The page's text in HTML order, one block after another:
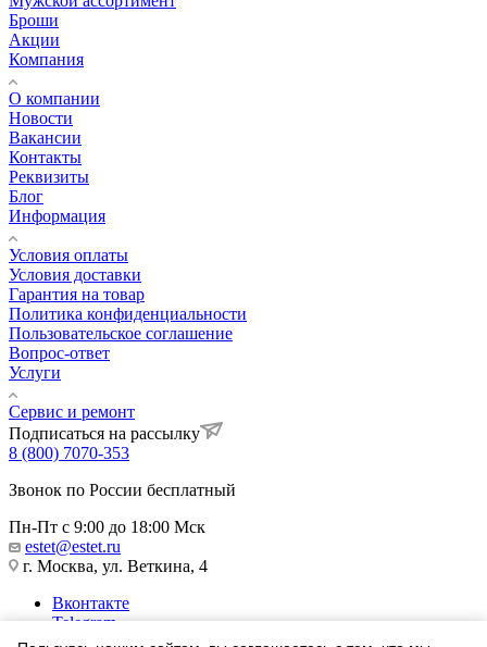
Броши
Акции
Компания
О компании
Новости
Вакансии
Контакты
Реквизиты
Блог
Информация
Условия оплаты
Условия доставки
Гарантия на товар
Политика конфиденциальности
Пользовательское соглашение
Вопрос-ответ
Услуги
Сервис и ремонт
Подписаться на рассылку
8 (800) 7070-353
Звонок по России бесплатный
Пн-Пт с 9:00 до 18:00 Мск
estet@estet.ru
г. Москва, ул. Веткина, 4
Вконтакте
Telegram
Одноклассники